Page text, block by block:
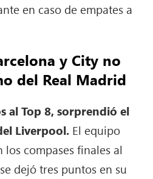
en caso de empates a
y City no
del Real Madrid
al Top 8, sorprendió el
Liverpool. El equipo
los compases finales al
dejó tres puntos en su